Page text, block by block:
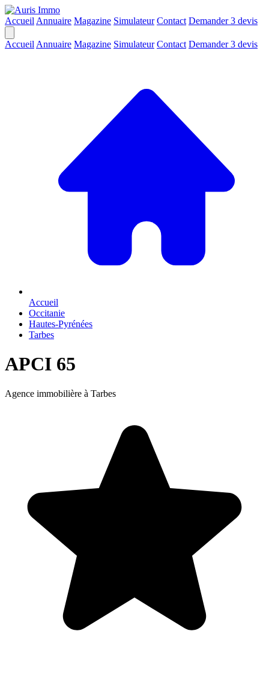
Accueil Annuaire Magazine Simulateur Contact Demander 3 devis
Accueil Annuaire Magazine Simulateur Contact Demander 3 devis
Accueil
Occitanie
Hautes-Pyrénées
Tarbes
APCI 65
Agence immobilière à Tarbes